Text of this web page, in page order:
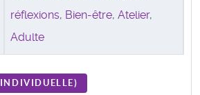
réflexions, Bien-être, Atelier,
Adulte
INDIVIDUELLE)